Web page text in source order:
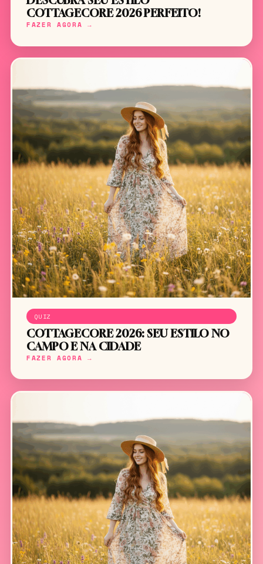
COTTAGECORE 2026 PERFEITO!
FAZER AGORA →
QUIZ
COTTAGECORE 2026: SEU ESTILO NO
CAMPO E NA CIDADE
FAZER AGORA →